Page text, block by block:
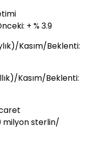
+ % 3.9
Kasım/Beklenti:
Kasım/Beklenti:
milyon sterlin/